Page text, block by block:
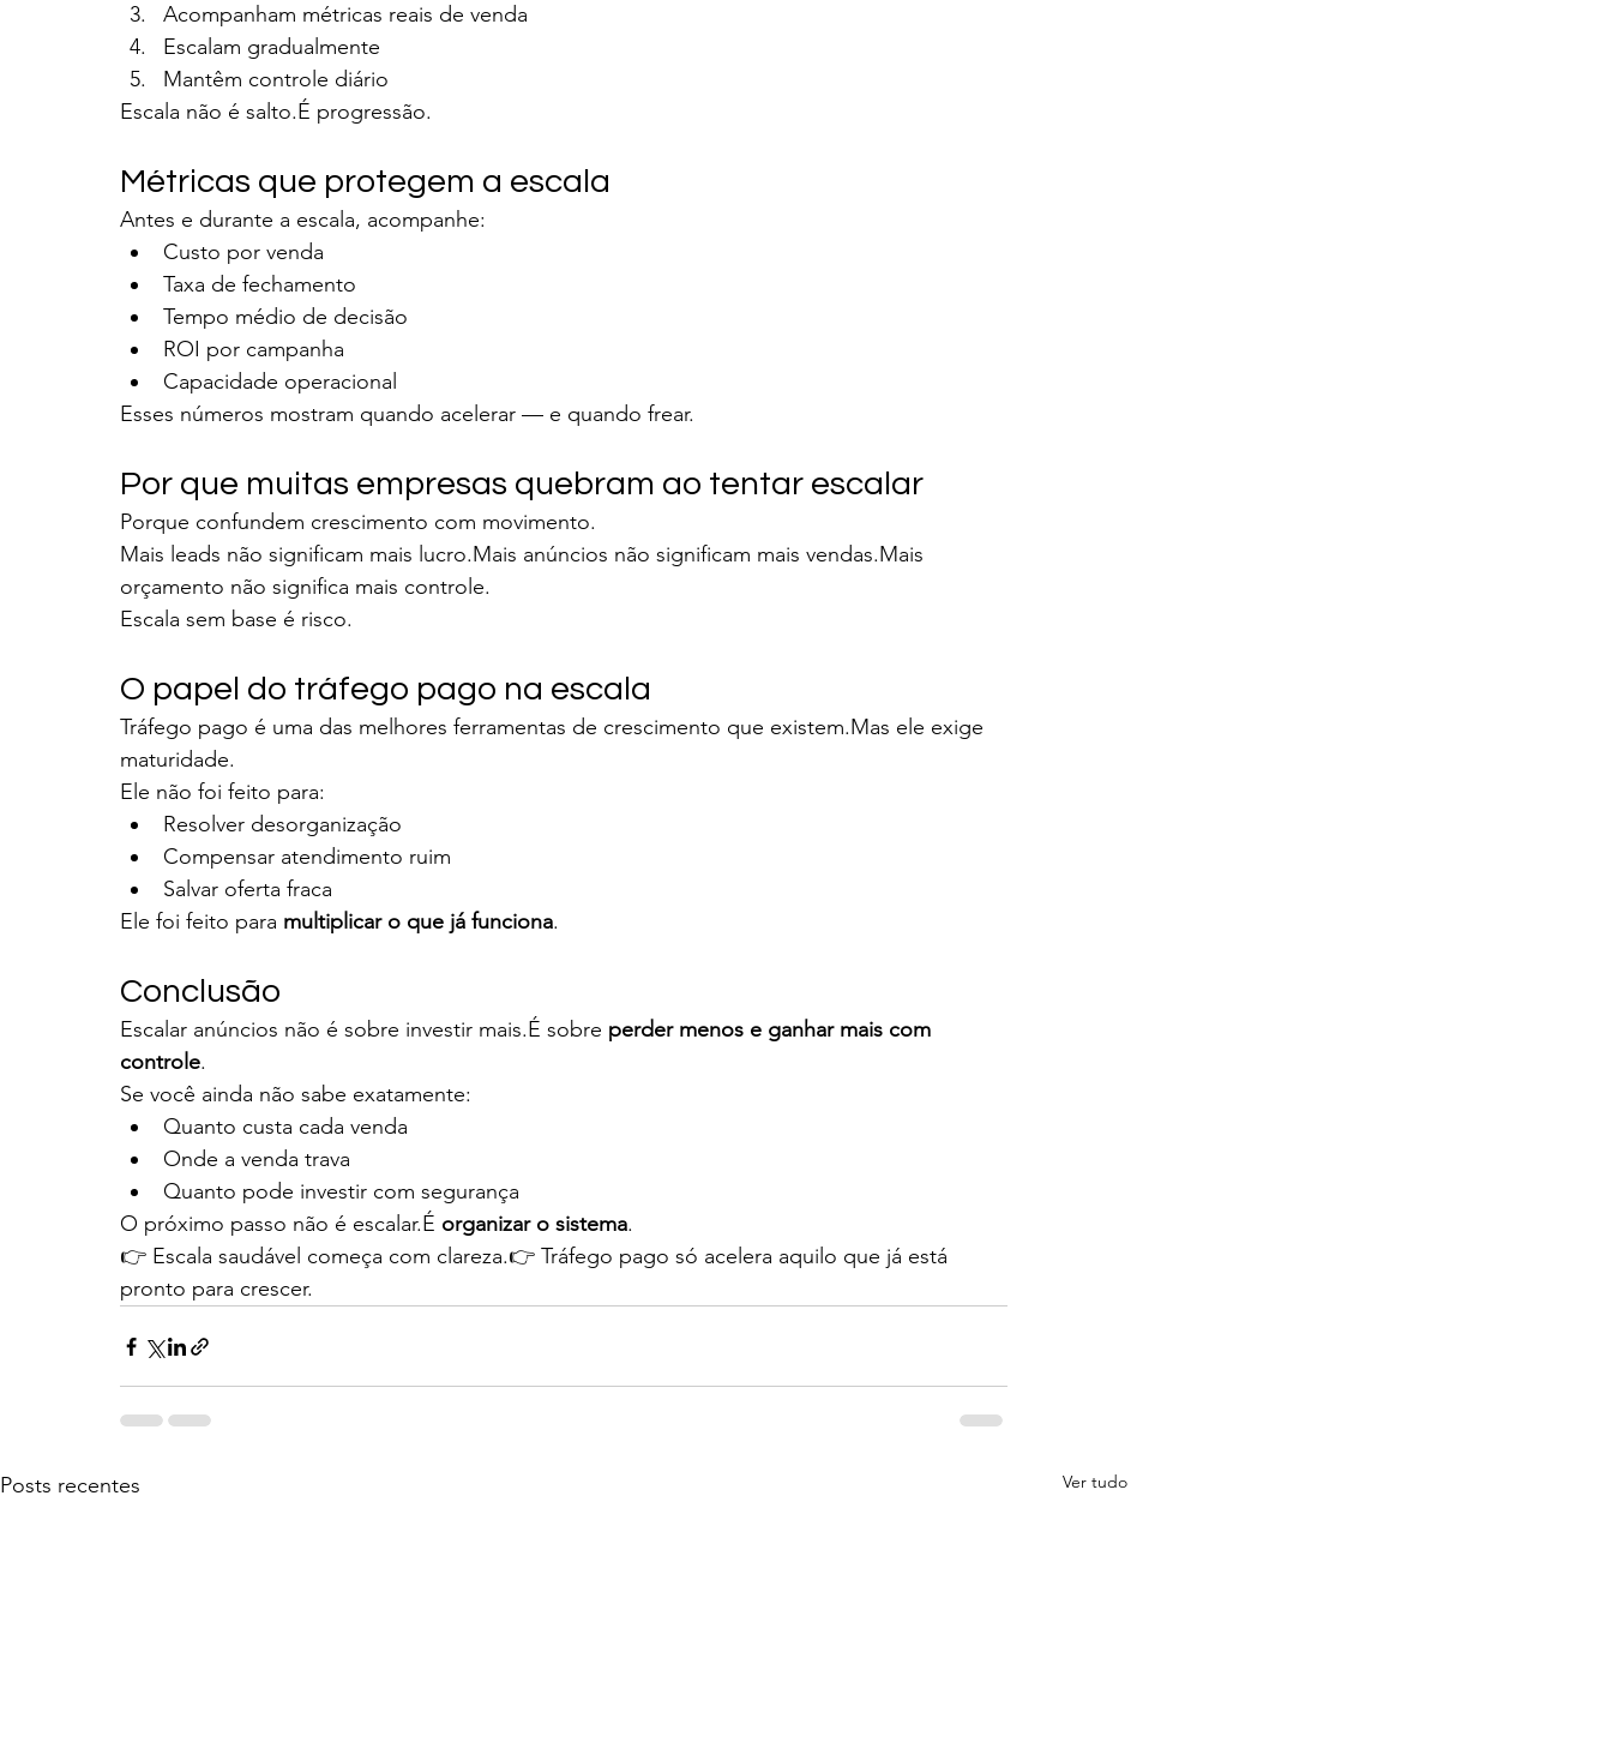
Acompanham métricas reais de venda
Escalam gradualmente
Mantêm controle diário
Escala não é salto.É progressão.
Métricas que protegem a escala
Antes e durante a escala, acompanhe:
Custo por venda
Taxa de fechamento
Tempo médio de decisão
ROI por campanha
Capacidade operacional
Esses números mostram quando acelerar — e quando frear.
Por que muitas empresas quebram ao tentar escalar
Porque confundem crescimento com movimento.
Mais leads não significam mais lucro.Mais anúncios não significam mais vendas.Mais
orçamento não significa mais controle.
Escala sem base é risco.
O papel do tráfego pago na escala
Tráfego pago é uma das melhores ferramentas de crescimento que existem.Mas ele exige
maturidade.
Ele não foi feito para:
Resolver desorganização
Compensar atendimento ruim
Salvar oferta fraca
Ele foi feito para multiplicar o que já funciona.
Conclusão
Escalar anúncios não é sobre investir mais.É sobre perder menos e ganhar mais com
controle.
Se você ainda não sabe exatamente:
Quanto custa cada venda
Onde a venda trava
Quanto pode investir com segurança
O próximo passo não é escalar.É organizar o sistema.
👉 Escala saudável começa com clareza.👉 Tráfego pago só acelera aquilo que já está
pronto para crescer.
Posts recentes Ver tudo